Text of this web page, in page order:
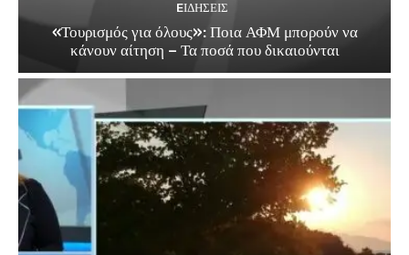
EΙΔΗΣΕΙΣ
«Τουρισμός για όλους»: Ποια ΑΦΜ μπορούν να
κάνουν αίτηση – Τα ποσά που δικαιούνται